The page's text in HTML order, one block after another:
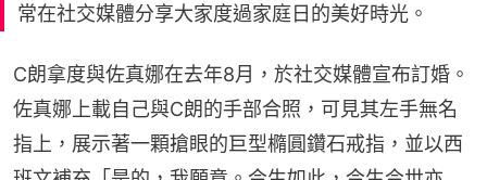
常在社交媒體分享大家度過家庭日的美好時光。
C朗拿度與佐真娜在去年8月，於社交媒體宣布訂婚。
佐真娜上載自己與C朗的手部合照，可見其左手無名
指上，展示著一顆搶眼的巨型橢圓鑽石戒指，並以西